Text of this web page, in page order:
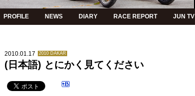
PROFILE NEWS DIARY RACE REPORT JUN TV
2010.01.17 2010 DAKAR
(日本語) とにかく見てください